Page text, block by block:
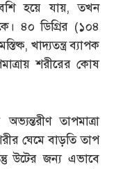
হয়ে যায়, তখন
৪০ ডিগ্রির (১০৪
খাদ্যতন্ত্র ব্যাপক
শরীরের কোষ
তাপমাত্রা
ঘেমে বাড়তি তাপ
উটের জন্য এভাবে